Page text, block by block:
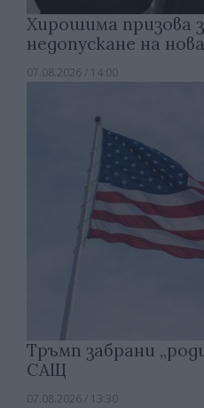
Хирошима призова
недопускане на
07.08.2026 / 14:00
Тръмп забрани
САЩ
07.08.2026 / 13:30